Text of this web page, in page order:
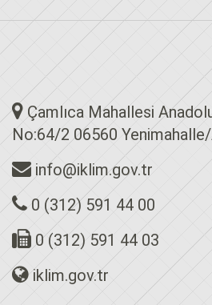
Çamlıca Mahallesi
No:64/2 06560
info@iklim.gov.tr
0 (312) 591 44 00
0 (312) 591 44 03
iklim.gov.tr